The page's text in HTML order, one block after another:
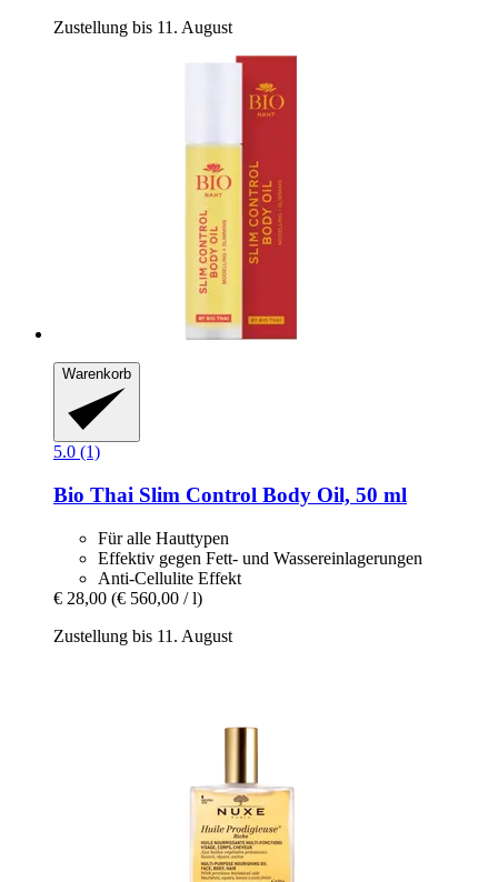
Zustellung bis 11. August
Warenkorb
5.0 (1)
Bio Thai Slim Control Body Oil, 50 ml
Für alle Hauttypen
Effektiv gegen Fett- und Wassereinlagerungen
Anti-Cellulite Effekt
€ 28,00 (€ 560,00 / l)
Zustellung bis 11. August